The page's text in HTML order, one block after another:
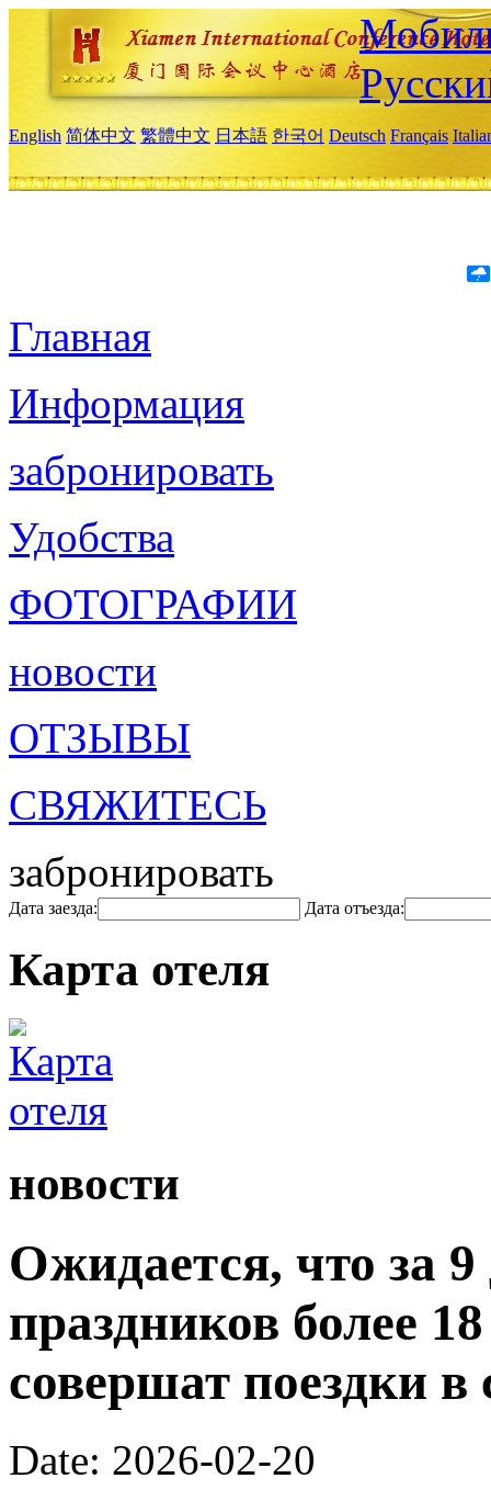
English 简体中文 繁體中文 日本語 한국어 Deutsch Français
Главная
Информация
забронировать
Удобства
ФОТОГРАФИИ
новости
ОТЗЫВЫ
СВЯЖИТЕСЬ
забронировать
Дата заезда: Дата отъезда:
Карта отеля
новости
Ожидается, что за 9
праздников более
совершат поездки
Date: 2026-02-20